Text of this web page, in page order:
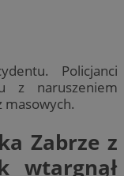
Policjanci
z naruszeniem
masowych.
Zabrze z
wtargnął